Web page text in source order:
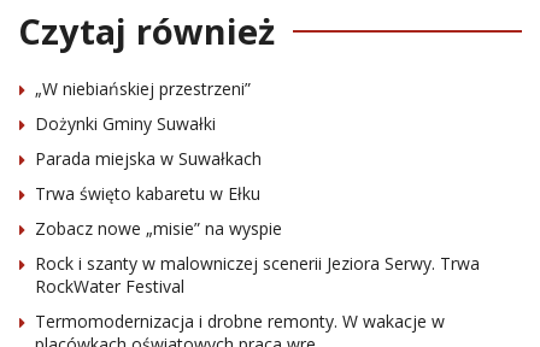
Czytaj również
„W niebiańskiej przestrzeni”
Dożynki Gminy Suwałki
Parada miejska w Suwałkach
Trwa święto kabaretu w Ełku
Zobacz nowe „misie” na wyspie
Rock i szanty w malowniczej scenerii Jeziora Serwy. Trwa
RockWater Festival
Termomodernizacja i drobne remonty. W wakacje w